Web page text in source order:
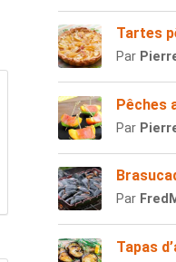
Tartes
Par
Pêches
Par
Par
Tapas